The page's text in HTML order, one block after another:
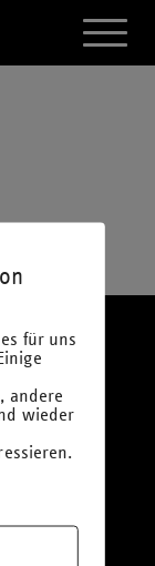
A
k
t
a
für uns
andere
wieder